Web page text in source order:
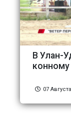
В Улан-
конному
07